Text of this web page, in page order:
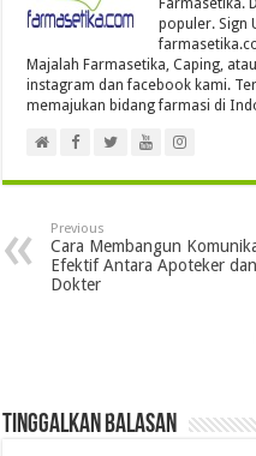
Farmasetika.
populer. Sign
Majalah Farmasetika, Caping,
instagram dan facebook kami.
memajukan bidang farmasi di
Previous
Cara Membangun
Efektif Antara Apoteker dan
Dokter
Tinggalkan Balasan